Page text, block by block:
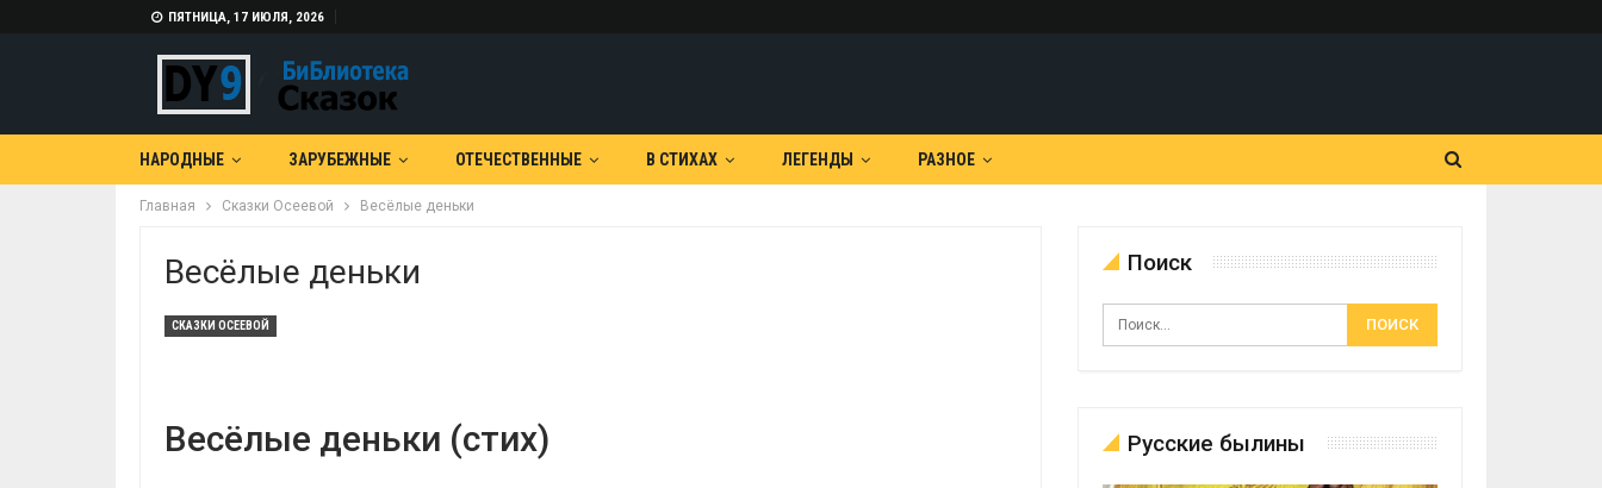
ПЯТНИЦА, 17 ИЮЛЯ, 2026
НАРОДНЫЕ ЗАРУБЕЖНЫЕ ОТЕЧЕСТВЕННЫЕ В СТИХАХ ЛЕГЕНДЫ РАЗНОЕ
Главная Сказки Осеевой Весёлые деньки
Весёлые деньки
СКАЗКИ ОСЕЕВОЙ
Весёлые деньки (стих)
Поиск
Русские былины